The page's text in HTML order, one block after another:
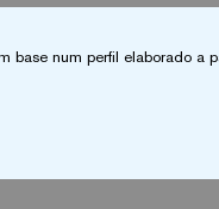
base num perfil elaborado a